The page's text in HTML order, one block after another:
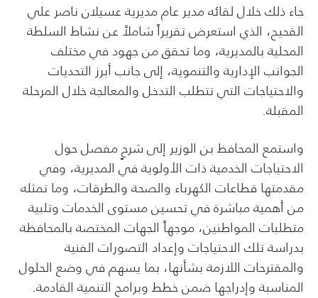
جاء ذلك خلال لقائه مدير عام مديرية عسيلان ناصر علي
القحيح، الذي استعرض تقريراً شاملاً عن نشاط السلطة
المحلية بالمديرية، وما تحقق من جهود في مختلف
الجوانب الإدارية والتنموية، إلى جانب أبرز التحديات
والاحتياجات التي تتطلب التدخل والمعالجة خلال المرحلة
المقبلة.
واستمع المحافظ بن الوزير إلى شرحٍ مفصل حول
الاحتياجات الخدمية ذات الأولوية في المديرية، وفي
مقدمتها قطاعات الكهرباء والصحة والطرقات، وما تمثله
من أهمية مباشرة في تحسين مستوى الخدمات وتلبية
متطلبات المواطنين، موجهاً الجهات المختصة بالمحافظة
بدراسة تلك الاحتياجات وإعداد التصورات الفنية
والمقترحات اللازمة بشأنها، بما يسهم في وضع الحلول
المناسبة وإدراجها ضمن خطط وبرامج التنمية القادمة.